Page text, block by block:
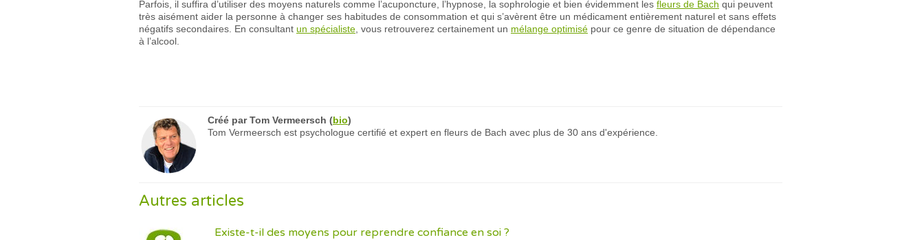
Parfois, il suffira d’utiliser des moyens naturels comme l’acuponcture, l’hypnose, la sophrologie et bien évidemment les fleurs de Bach qui peuvent
très aisément aider la personne à changer ses habitudes de consommation et qui s’avèrent être un médicament entièrement naturel et sans effets
négatifs secondaires. En consultant un spécialiste , vous retrouverez certainement un mélange optimisé pour ce genre de situation de dépendance
à l’alcool.
Créé parTom Vermeersch (bio)
Tom Vermeersch est psychologue certifié et expert en fleurs de Bach avec plus de 30 ans d'expérience.
Autres articles
Existe-t-il des moyens pour reprendre confiance en soi ?